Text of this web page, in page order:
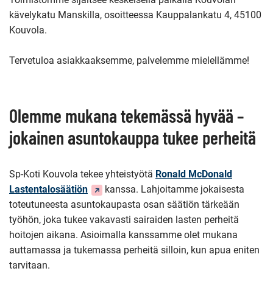
kävelykatu Manskilla, osoitteessa Kauppalankatu 4, 45100
Kouvola.
Tervetuloa asiakkaaksemme, palvelemme mielellämme!
Olemme mukana tekemässä hyvää –
jokainen asuntokauppa tukee perheitä
Sp-Koti Kouvola tekee yhteistyötä Ronald McDonald
Lastentalosäätiön(Siirryt
toiseen
palveluun)
kanssa. Lahjoitamme jokaisesta
toteutuneesta asuntokaupasta osan säätiön tärkeään
työhön, joka tukee vakavasti sairaiden lasten perheitä
hoitojen aikana. Asioimalla kanssamme olet mukana
auttamassa ja tukemassa perheitä silloin, kun apua eniten
tarvitaan.